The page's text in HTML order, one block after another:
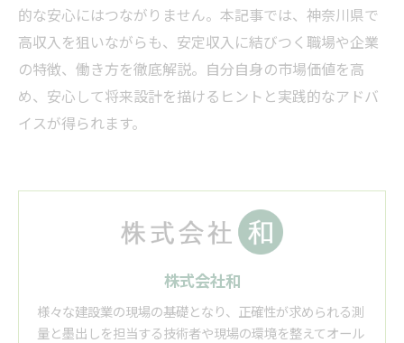
的な安心にはつながりません。本記事では、神奈川県で
高収入を狙いながらも、安定収入に結びつく職場や企業
の特徴、働き方を徹底解説。自分自身の市場価値を高
め、安心して将来設計を描けるヒントと実践的なアドバ
イスが得られます。
株式会社和
様々な建設業の現場の基礎となり、正確性が求められる測
量と墨出しを担当する技術者や現場の環境を整えてオール